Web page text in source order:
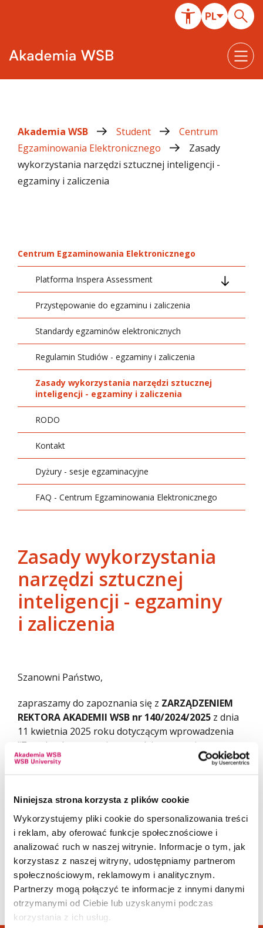
Niniejsza strona korzysta z plików cookie
Wykorzystujemy pliki cookie do spersonalizowania treści
i reklam, aby oferować funkcje społecznościowe i
analizować ruch w naszej witrynie. Informacje o tym, jak
korzystasz z naszej witryny, udostępniamy partnerom
społecznościowym, reklamowym i analitycznym.
Partnerzy mogą połączyć te informacje z innymi danymi
otrzymanymi od Ciebie lub uzyskanymi podczas
korzystania z ich usług.
Akademia WSB Student
Centrum
Egzaminowania Elektronicznego
Zasady
wykorzystania narzędzi sztucznej inteligencji -
egzaminy i zaliczenia
Centrum Egzaminowania Elektronicznego
Platforma Inspera Assessment
Bogaty wachlarz typów pytań
Przystępowanie do egzaminu i zaliczenia
Standardy egzaminów elektronicznych
Regulamin Studiów - egzaminy i zaliczenia
Zasady wykorzystania narzędzi sztucznej
inteligencji - egzaminy i zaliczenia
RODO
Kontakt
Dyżury - sesje egzaminacyjne
FAQ - Centrum Egzaminowania Elektronicznego
Zasady wykorzystania
narzędzi sztucznej
inteligencji - egzaminy
i zaliczenia
Szanowni Państwo,
zapraszamy do zapoznania się z ZARZĄDZENIEM
REKTORA AKADEMII WSB nr 140/2024/2025 z dnia
11 kwietnia 2025 roku dotyczącym wprowadzenia
"Zasad wykorzystania narzędzi sztucznej
inteligencji procesie kształcenia Akademii WSB",
DOKUMENTY DO POBRANIA
pdf
Zarządzenie dotyczące wprowa
dzenia zasad wykorzystania na
rzędzi sztucznej inteligencji AI
w procesie kształcenia (3.0 MB)